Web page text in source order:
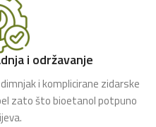
i održavanje
i komplicirane zidarske
zato što bioetanol potpuno